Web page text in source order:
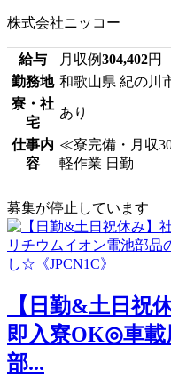
株式会社ニッコー
給与 月収例304,402円
勤務地 和歌山県 紀の川
寮・社
宅
あり
仕事内
容
≪寮完備・月収
軽作業 日勤
募集が停止しています
【日勤&土日祝
即入寮OK◎車載
部...